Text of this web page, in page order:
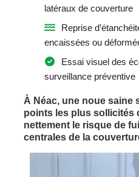
latéraux de couverture
Reprise
encaissées ou
Essai visuel des
surveillance préventive
À Néac, une noue saine
points les plus sollicités
nettement le risque de
centrales de la